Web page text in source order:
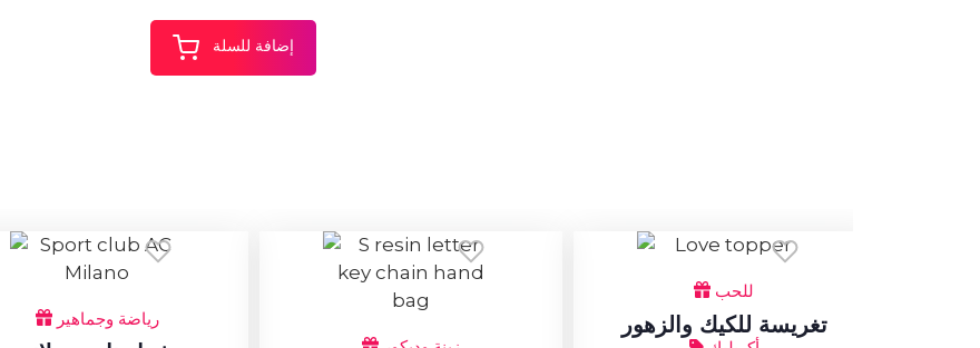
إضافة للسلة
رياضة وجماهير
للحب
تغريسة للكيك والزهور